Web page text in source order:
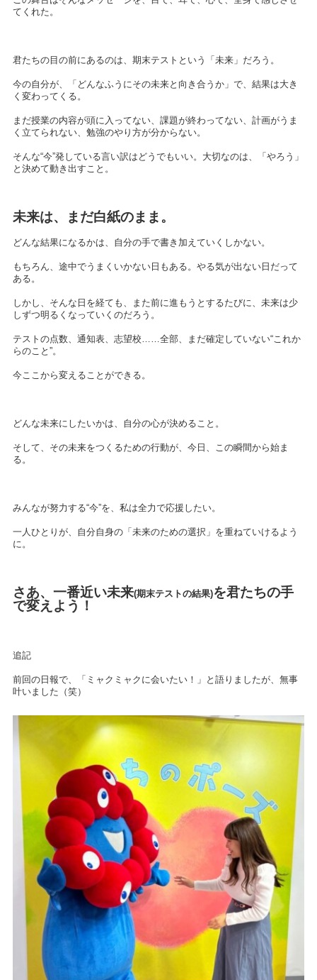
てくれた。
君たちの目の前にあるのは、期末テストという「未来」だろう。
今の自分が、「どんなふうにその未来と向き合うか」で、結果は大き
く変わってくる。
まだ授業の内容が頭に入ってない、課題が終わってない、計画がうま
く立てられない、勉強のやり方が分からない。
そんな“今”発している言い訳はどうでもいい。大切なのは、「やろう」
と決めて動き出すこと。
未来は、まだ白紙のまま。
どんな結果になるかは、自分の手で書き加えていくしかない。
もちろん、途中でうまくいかない日もある。やる気が出ない日だって
ある。
しかし、そんな日を経ても、また前に進もうとするたびに、未来は少
しずつ明るくなっていくのだろう。
テストの点数、通知表、志望校……全部、まだ確定していない“これか
らのこと”。
今ここから変えることができる。
どんな未来にしたいかは、自分の心が決めること。
そして、その未来をつくるための行動が、今日、この瞬間から始ま
る。
みんなが努力する“今”を、私は全力で応援したい。
一人ひとりが、自分自身の「未来のための選択」を重ねていけるよう
に。
さあ、一番近い未来(期末テストの結果)を君たちの手
で変えよう！
追記
前回の日報で、「ミャクミャクに会いたい！」と語りましたが、無事
叶いました（笑）